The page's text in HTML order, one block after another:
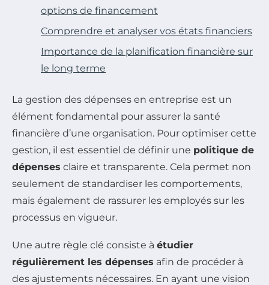
options de financement
Comprendre et analyser vos états financiers
Importance de la planification financière sur
le long terme
La gestion des dépenses en entreprise est un
élément fondamental pour assurer la santé
financière d’une organisation. Pour optimiser cette
gestion, il est essentiel de définir une politique de
dépenses claire et transparente. Cela permet non
seulement de standardiser les comportements,
mais également de rassurer les employés sur les
processus en vigueur.
Une autre règle clé consiste à étudier
régulièrement les dépenses afin de procéder à
des ajustements nécessaires. En ayant une vision